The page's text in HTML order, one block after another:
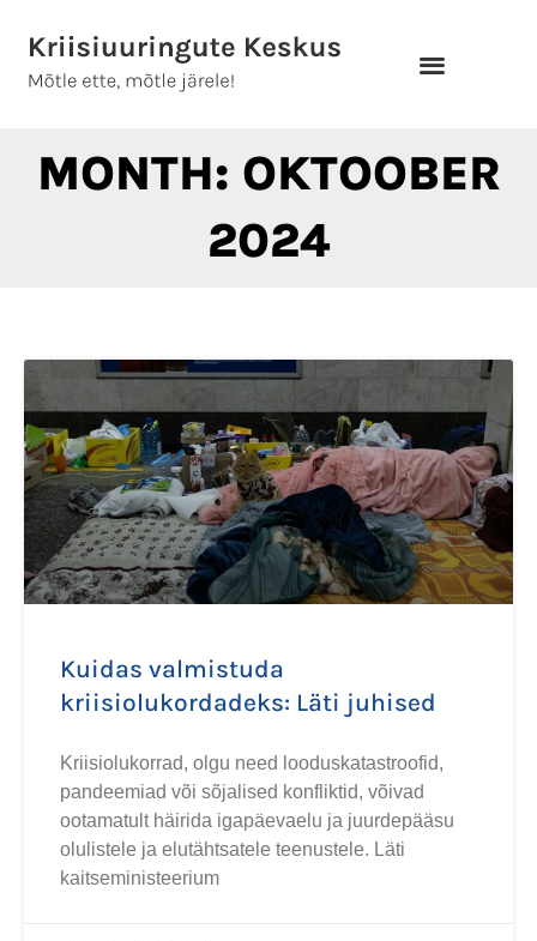
content
MONTH: OKTOOBER
2024
Kuidas valmistuda
kriisiolukordadeks: Läti juhised
Kriisiolukorrad, olgu need looduskatastroofid,
pandeemiad või sõjalised konfliktid, võivad
ootamatult häirida igapäevaelu ja juurdepääsu
olulistele ja elutähtsatele teenustele. Läti
kaitseministeerium